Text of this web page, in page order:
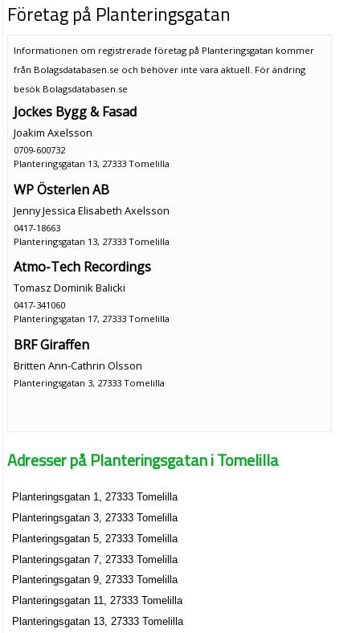
Företag på Planteringsgatan
Informationen om registrerade företag på Planteringsgatan kommer
från Bolagsdatabasen.se och behöver inte vara aktuell. För ändring
besök Bolagsdatabasen.se
Jockes Bygg & Fasad
Joakim Axelsson
0709-600732
Planteringsgatan 13, 27333 Tomelilla
WP Österlen AB
Jenny Jessica Elisabeth Axelsson
0417-18663
Planteringsgatan 13, 27333 Tomelilla
Atmo-Tech Recordings
Tomasz Dominik Balicki
0417-341060
Planteringsgatan 17, 27333 Tomelilla
BRF Giraffen
Britten Ann-Cathrin Olsson
Planteringsgatan 3, 27333 Tomelilla
Adresser på Planteringsgatan i Tomelilla
Planteringsgatan 1, 27333 Tomelilla
Planteringsgatan 3, 27333 Tomelilla
Planteringsgatan 5, 27333 Tomelilla
Planteringsgatan 7, 27333 Tomelilla
Planteringsgatan 9, 27333 Tomelilla
Planteringsgatan 11, 27333 Tomelilla
Planteringsgatan 13, 27333 Tomelilla